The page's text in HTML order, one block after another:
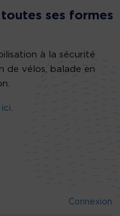
ses formes
à la sécurité
de vélos, balade en
ici
Connexion